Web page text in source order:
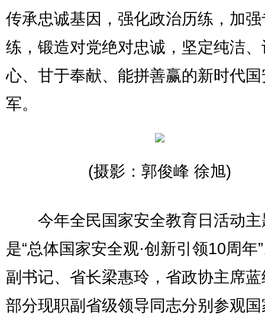
传承忠诚基因，强化政治历练，加
练，锻造对党绝对忠诚，坚定纯洁
心、甘于奉献、能拼善赢的新时代
军。
(摄影：郭俊峰 徐旭)
今年全民国家安全教育日活动主
是“总体国家安全观·创新引领10周年
副书记、省长梁惠玲，省政协主席
部分现职副省级领导同志分别参观